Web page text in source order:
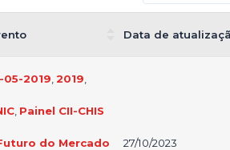
Data de
05-2019 2019
, Painel CII-CHIS
do Mercado 27/10/2023